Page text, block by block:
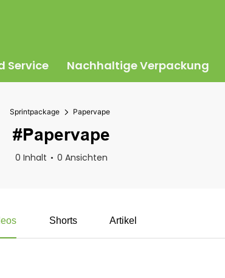
Service Nachhaltige Verpackung
Sprintpackage Papervape
#Papervape
0 Inhalt 0 Ansichten
Shorts Artikel